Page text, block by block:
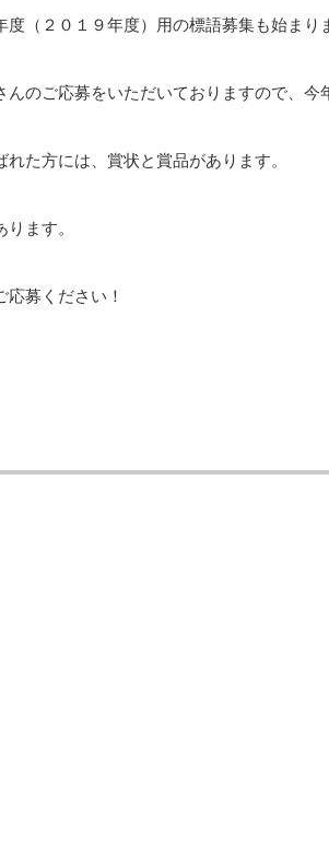
度（２０１９年度）用の標語募集も始まり
んのご応募をいただいておりますので、今
れた方には、賞状と賞品があります。
ます。
応募ください！